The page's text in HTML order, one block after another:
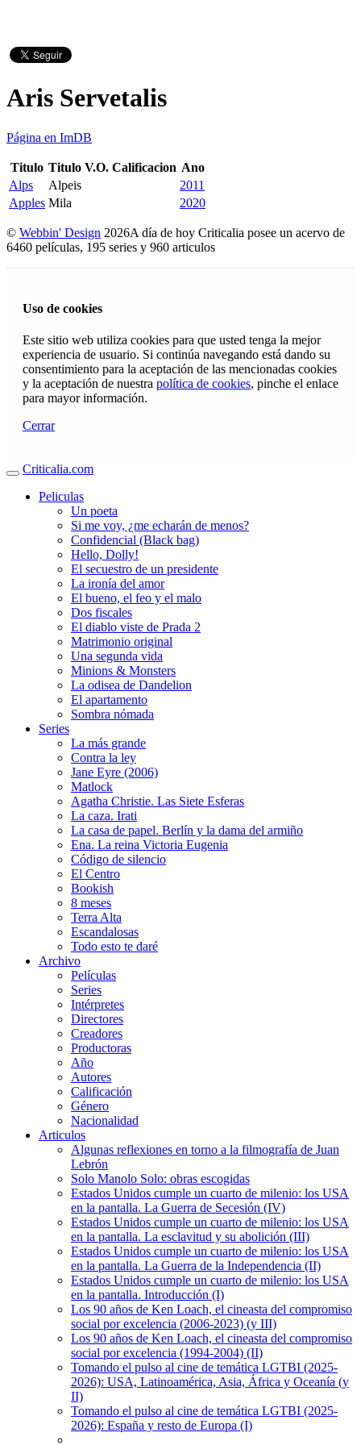
Aris Servetalis
Página en ImDB
Titulo Titulo V.O. Calificacion Ano
Alps
Alpeis
2011
Apples Mila 2020
© Webbin' Design 2026A día de hoy Criticalia posee un acervo de
6460 películas, 195 series y 960 articulos
Uso de cookies
Este sitio web utiliza cookies para que usted tenga la mejor
experiencia de usuario. Si continúa navegando está dando su
consentimiento para la aceptación de las mencionadas cookies
y la aceptación de nuestra política de cookies, pinche el enlace
para mayor información.
Cerrar
Criticalia.com
Peliculas
Un poeta
Si me voy, ¿me echarán de menos?
Confidencial (Black bag)
Hello, Dolly!
El secuestro de un presidente
La ironía del amor
El bueno, el feo y el malo
Dos fiscales
El diablo viste de Prada 2
Matrimonio original
Una segunda vida
Minions & Monsters
La odisea de Dandelion
El apartamento
Sombra nómada
Series
La más grande
Contra la ley
Jane Eyre (2006)
Matlock
Agatha Christie. Las Siete Esferas
La caza. Irati
La casa de papel. Berlín y la dama del armiño
Ena. La reina Victoria Eugenia
Código de silencio
El Centro
Bookish
8 meses
Terra Alta
Escandalosas
Todo esto te daré
Archivo
Películas
Series
Intérpretes
Directores
Creadores
Productoras
Año
Autores
Calificación
Género
Nacionalidad
Articulos
Algunas reflexiones en torno a la filmografía de Juan
Lebrón
Solo Manolo Solo: obras escogidas
Estados Unidos cumple un cuarto de milenio: los USA
en la pantalla. La Guerra de Secesión (IV)
Estados Unidos cumple un cuarto de milenio: los USA
en la pantalla. La esclavitud y su abolición (III)
Estados Unidos cumple un cuarto de milenio: los USA
en la pantalla. La Guerra de la Independencia (II)
Estados Unidos cumple un cuarto de milenio: los USA
en la pantalla. Introducción (I)
Los 90 años de Ken Loach, el cineasta del compromiso
social por excelencia (2006-2023) (y III)
Los 90 años de Ken Loach, el cineasta del compromiso
social por excelencia (1994-2004) (II)
Tomando el pulso al cine de temática LGTBI (2025-
2026): USA, Latinoamérica, Asia, África y Oceanía (y
II)
Tomando el pulso al cine de temática LGTBI (2025-
2026): España y resto de Europa (I)